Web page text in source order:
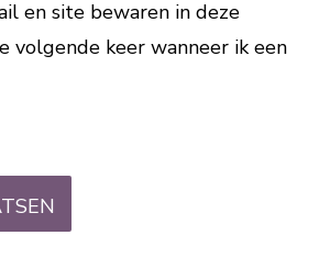
en site bewaren in deze
volgende keer wanneer ik een